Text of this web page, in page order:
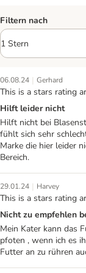
Filtern nach
06.08.24 | Gerhard
This is a stars rating
Hilft leider nicht
Hilft nicht bei
fühlt sich sehr
Marke die hier leider
Bereich.
29.01.24 | Harvey
This is a stars rating
Nicht zu empfehlen
Mein Kater kann das
pfoten , wenn ich es
Futter an zu rühren